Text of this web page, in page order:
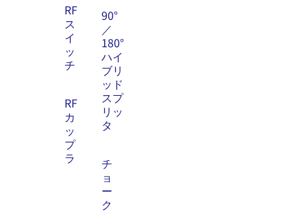
RF
ス
イ
ッ
チ
RF
カ
ッ
プ
ラ
90°
／
180°
ハイ
ブリ
ッド
スプ
リッ
タ
チ
ョ
ー
ク